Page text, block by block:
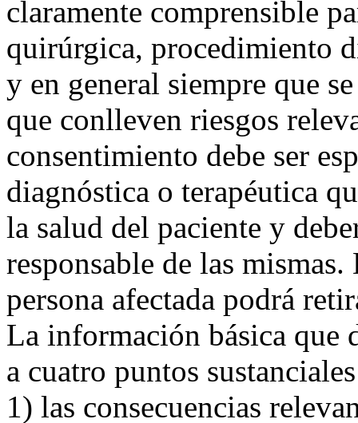
claramente comprensible
quirúrgica, procedimiento
y en general siempre que
que conlleven riesgos
consentimiento debe ser
diagnóstica o terapéutica
la salud del paciente y
responsable de las
persona afectada podrá
La información básica que
a cuatro puntos
1) las consecuencias